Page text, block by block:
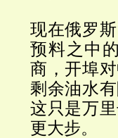
现在俄罗
预料之中
商，开埠
剩余油水
这只是万
更大步。